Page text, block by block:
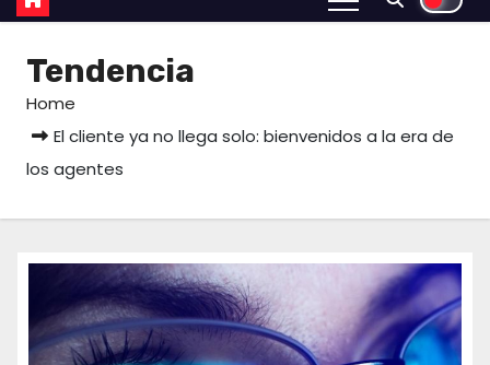
Tendencia
Home
El cliente ya no llega solo: bienvenidos a la era de
los agentes